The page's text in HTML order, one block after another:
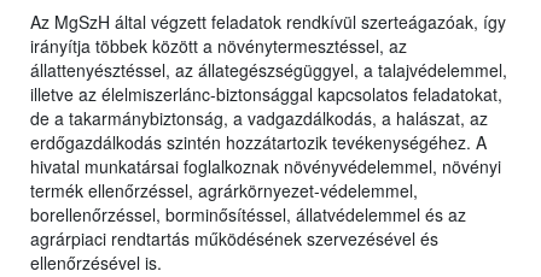
Az MgSzH által végzett feladatok rendkívül szerteágazóak, így
irányítja többek között a növénytermesztéssel, az
állattenyésztéssel, az állategészségüggyel, a talajvédelemmel,
illetve az élelmiszerlánc-biztonsággal kapcsolatos feladatokat,
de a takarmánybiztonság, a vadgazdálkodás, a halászat, az
erdőgazdálkodás szintén hozzátartozik tevékenységéhez. A
hivatal munkatársai foglalkoznak növényvédelemmel, növényi
termék ellenőrzéssel, agrárkörnyezet-védelemmel,
borellenőrzéssel, borminősítéssel, állatvédelemmel és az
agrárpiaci rendtartás működésének szervezésével és
ellenőrzésével is.